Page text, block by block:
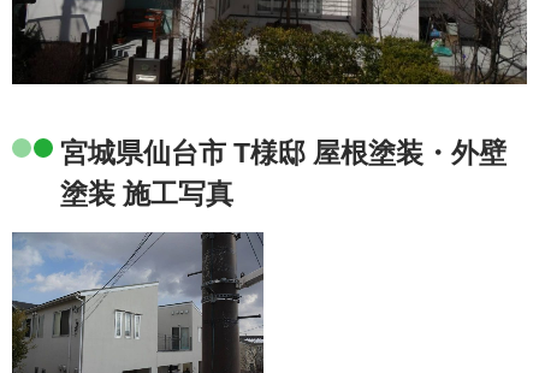
宮城県仙台市 T様邸 屋根塗装・外壁
塗装 施工写真